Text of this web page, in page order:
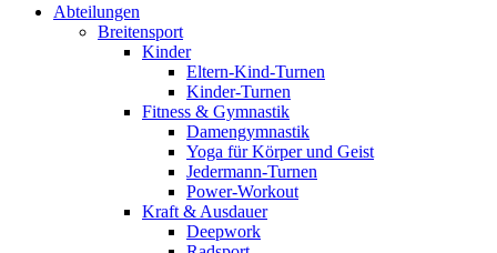
Abteilungen
Breitensport
Kinder
Eltern-Kind-Turnen
Kinder-Turnen
Fitness & Gymnastik
Damengymnastik
Yoga für Körper und Geist
Jedermann-Turnen
Power-Workout
Kraft & Ausdauer
Deepwork